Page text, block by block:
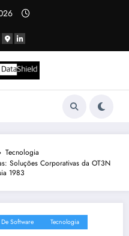
Tecnologia
Soluções Corporativas da OT3N
1983
Software Tecnologia